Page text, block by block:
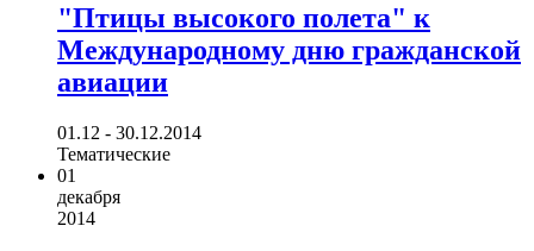
"Птицы высокого полета" к
Международному дню гражданской
авиации
01.12 - 30.12.2014
Тематические
01
декабря
2014